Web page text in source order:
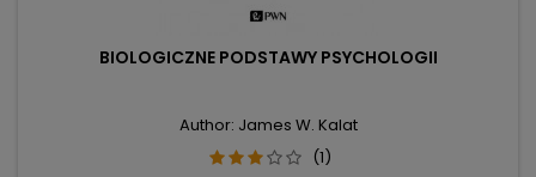
BIOLOGICZNE PODSTAWY PSYCHOLOGII
Author: James W. Kalat
(1)